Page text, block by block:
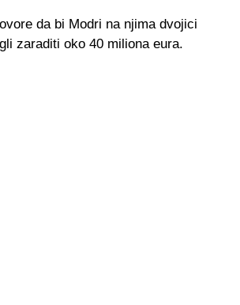
da bi Modri na njima dvojici
zaraditi oko 40 miliona eura.